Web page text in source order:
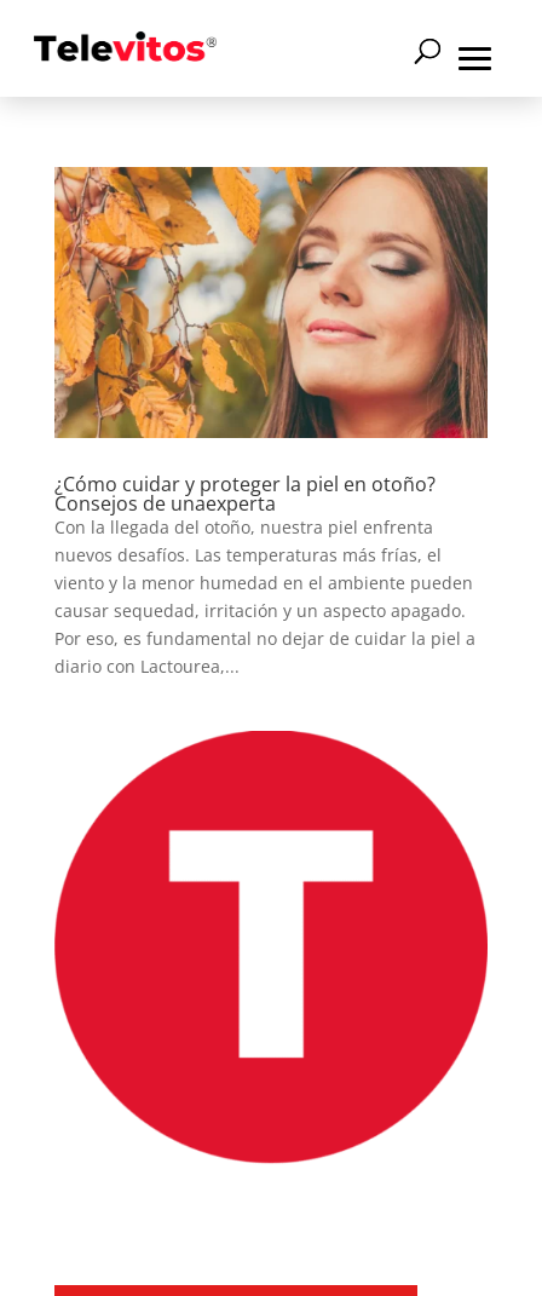
INICIO
¿Cómo cuidar y proteger la piel en otoño?
Consejos de unaexperta
Con la llegada del otoño, nuestra piel enfrenta
nuevos desafíos. Las temperaturas más frías, el
viento y la menor humedad en el ambiente pueden
causar sequedad, irritación y un aspecto apagado.
Por eso, es fundamental no dejar de cuidar la piel a
diario con Lactourea,...